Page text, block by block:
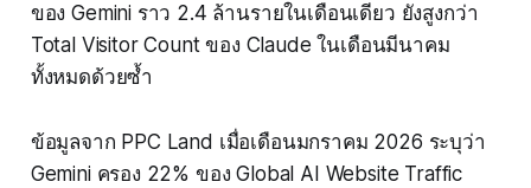
ของ Gemini ราว 2.4 ล้านรายในเดือนเดียว ยังสูงกว่า
Total Visitor Count ของ Claude ในเดือนมีนาคม
ทั้งหมดด้วยซ้ำ
ข้อมูลจาก PPC Land เมื่อเดือนมกราคม 2026 ระบุว่า
Gemini ครอง 22% ของ Global AI Website Traffic